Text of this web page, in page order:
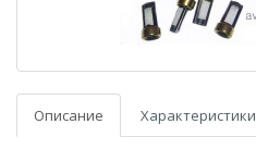
Описание Характеристики